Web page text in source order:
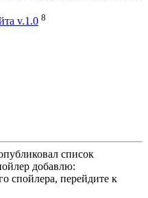
v.1.0 8
список
добавлю:
спойлера, перейдите к